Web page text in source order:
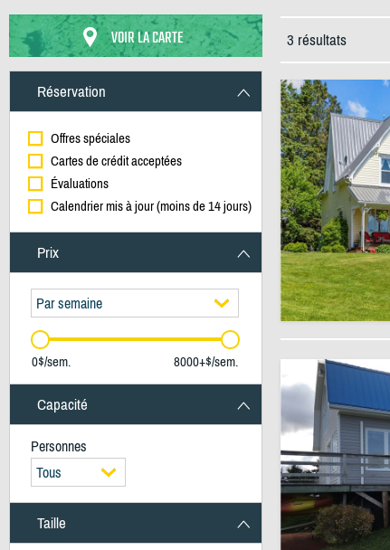
VOIR LA CARTE
Réservation
Offres spéciales
Cartes de crédit acceptées
Évaluations
Calendrier mis à jour (moins de 14 jours)
Prix
Par semaine
0$/sem. 8000+$/sem.
Capacité
Personnes
Tous
Taille
3 résultats